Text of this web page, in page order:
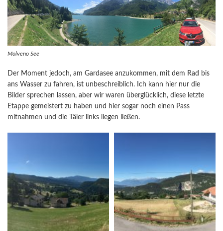
Molveno See
Der Moment jedoch, am Gardasee anzukommen, mit dem Rad bis
ans Wasser zu fahren, ist unbeschreiblich. Ich kann hier nur die
Bilder sprechen lassen, aber wir waren überglücklich, diese letzte
Etappe gemeistert zu haben und hier sogar noch einen Pass
mitnahmen und die Täler links liegen ließen.